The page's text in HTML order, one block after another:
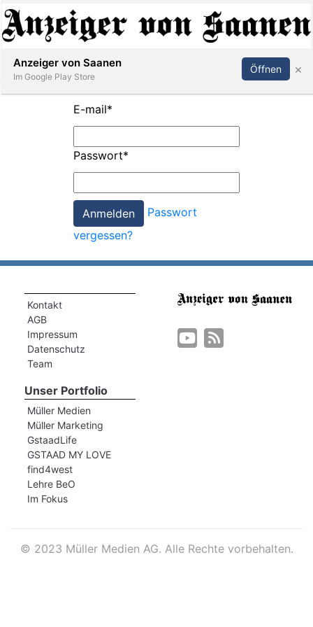
Abonnieren Anmelden
E-mail*
Passwort*
Passwort
vergessen?
Kontakt
AGB
Impressum
Datenschutz
Team
Unser Portfolio
Müller Medien
Müller Marketing
GstaadLife
GSTAAD MY LOVE
find4west
Lehre BeO
Im Fokus
© 2023 Müller Medien AG. Alle Rechte vorbehalten.
Anzeiger von Saanen
Im Google Play Store
Öffnen ×